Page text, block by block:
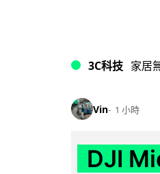
3C科技 家居
Vin 1 小時
DJI